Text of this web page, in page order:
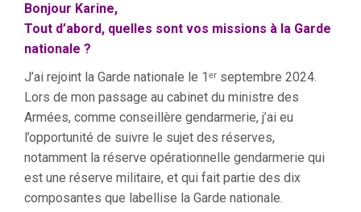
Bonjour Karine,
Tout d’abord, quelles sont vos missions à la Garde
nationale ?
J’ai rejoint la Garde nationale le 1ᵉʳ septembre 2024.
Lors de mon passage au cabinet du ministre des
Armées, comme conseillère gendarmerie, j’ai eu
l’opportunité de suivre le sujet des réserves,
notamment la réserve opérationnelle gendarmerie qui
est une réserve militaire, et qui fait partie des dix
composantes que labellise la Garde nationale.